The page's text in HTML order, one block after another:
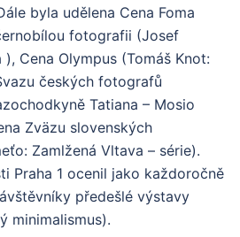
byla udělena Cena Foma
fotografii (Josef
Cena Olympus (Tomáš Knot:
českých fotografů
Tatiana – Mosio
Zväzu slovenských
Zamlžená Vltava – série).
Praha 1 ocenil jako každoročně
předešlé výstavy
minimalismus).